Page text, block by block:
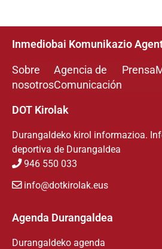
Inmediobai Komunikazio
Sobre
nosotros
Agencia de
Comunicación
Prensa
DOT Kirolak
Durangaldeko kirol informazioa.
deportiva de Durangaldea
946 550 033
info@dotkirolak.eus
Agenda Durangaldea
Durangaldeko agenda